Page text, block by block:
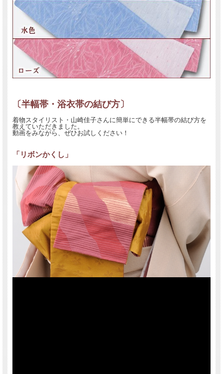
群馬県南東部にある桐生は、今から1,300年前の奈良時代から織物の産地として名
を馳せたところ。
特に帯地と紋織御召を多く生み出し、「西の西陣・東の桐生」と称される織物の一
大産地です。
鋸屋根の織物工場など歴史的建造物が今も残っています。
〔半幅帯・浴衣帯の結び方〕
着物スタイリスト・山崎佳子さんに簡単にできる半幅帯の結び方を
教えていただきました。
動画をみながら、ぜひお試しください！
「リボンかくし」